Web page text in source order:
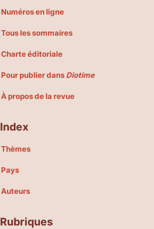
Numéros en ligne
Tous les sommaires
Charte éditoriale
Pour publier dans Diotime
À propos de la revue
Index
Thèmes
Pays
Auteurs
Rubriques